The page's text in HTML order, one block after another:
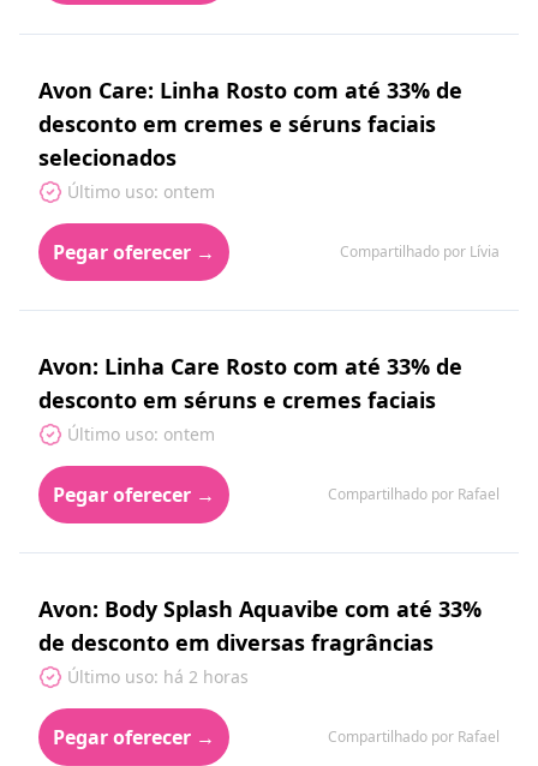
Avon Care: Linha Rosto com até 33% de
desconto em cremes e séruns faciais
selecionados
Último uso: ontem
Pegar oferecer → Compartilhado por Lívia
Avon: Linha Care Rosto com até 33% de
desconto em séruns e cremes faciais
Último uso: ontem
Pegar oferecer → Compartilhado por Rafael
Avon: Body Splash Aquavibe com até 33%
de desconto em diversas fragrâncias
Último uso: há 2 horas
Pegar oferecer → Compartilhado por Rafael